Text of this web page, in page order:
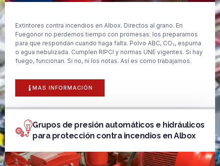
Extintores contra incendios en Albox. Directos al grano. En
Fuegonor no perdemos tiempo con promesas: los preparamos
para que respondan cuando haga falta. Polvo ABC, CO₂, espuma
o agua nebulizada. Cumplen RIPCI y normas UNE vigentes. Si hay
fuego, funcionan. Si no, ni los notas. Así es como trabajamos.
MAS INFORMACIÓN
Grupos de presión automáticos e hidráulicos
para protección contra incendios en Albox